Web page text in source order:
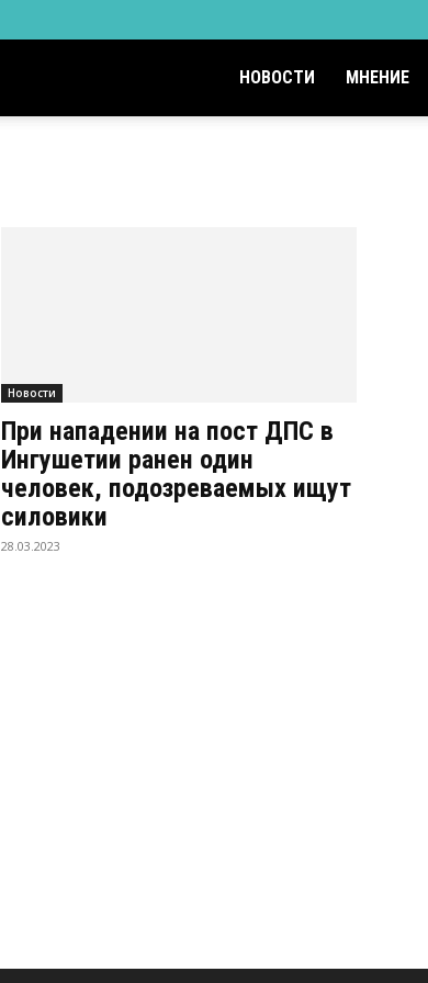
НОВОСТИ МНЕНИЕ
Новости
При нападении на пост ДПС в
Ингушетии ранен один
человек, подозреваемых ищут
силовики
28.03.2023